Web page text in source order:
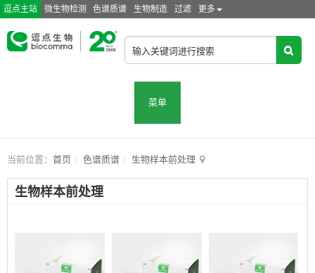
逗点主站 微生物检测 色谱质谱 生物制造 过滤 更多
菜单
当前位置： 首页 色谱质谱 生物样本前处理
生物样本前处理